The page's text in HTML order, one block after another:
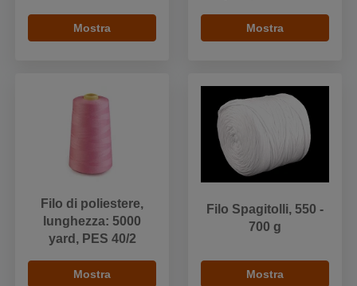
Mostra Mostra
Filo di poliestere,
lunghezza: 5000
yard, PES 40/2
Mostra
Filo Spagitolli, 550 -
700 g
Mostra